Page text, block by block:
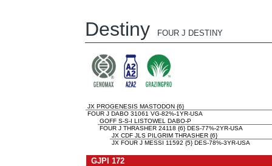
Destiny FOUR J DESTINY
JX PROGENESIS MASTODON {6}
FOUR J DABO 31061 VG-82%-1YR-USA
GOFF S-S-I LISTOWEL DABO-P
FOUR J THRASHER 24118 {6} DES-77%-2YR-USA
JX CDF JLS PILGRIM THRASHER {6}
JX FOUR J MESSI 11592 {5} DES-78%-3YR-USA
GJPI 172